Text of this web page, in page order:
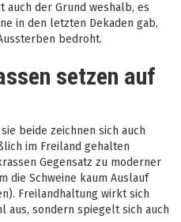
auch der Grund weshalb, es
in den letzten Dekaden gab,
bedroht.
setzen auf
beide zeichnen sich auch
im Freiland gehalten
Gegensatz zu moderner
die Schweine kaum Auslauf
Freilandhaltung wirkt sich
aus, sondern spiegelt sich auch